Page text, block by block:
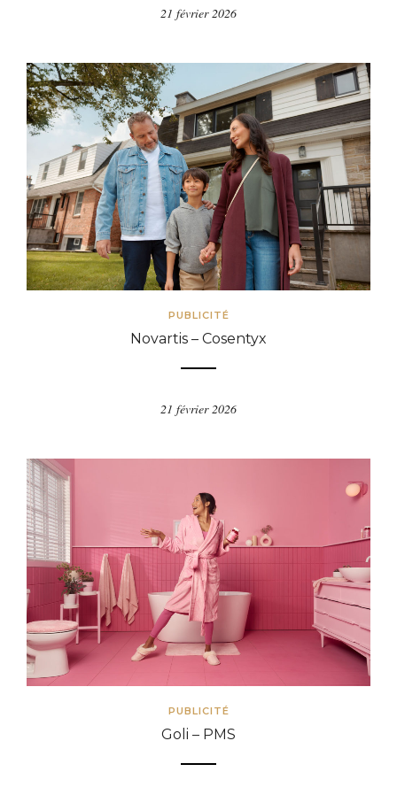
21 février 2026
PUBLICITÉ
Novartis – Cosentyx
21 février 2026
PUBLICITÉ
Goli – PMS